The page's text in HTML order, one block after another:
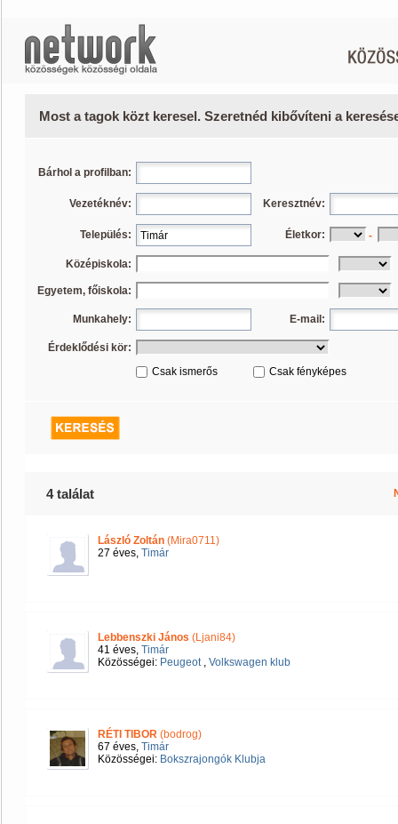
Most a tagok közt keresel. Szeretnéd kibővíteni a
Bárhol a profilban:
Vezetéknév: Keresztnév:
Település: Életkor: -
Középiskola:
Egyetem, főiskola:
Munkahely: E-mail:
Érdeklődési kör:
Csak ismerős
Csak fényképes
4 találat
László Zoltán (Mira0711)
27 éves, Timár
Lebbenszki János (Ljani84)
41 éves, Timár
Közösségei: Peugeot, Volkswagen klub
RÉTI TIBOR (bodrog)
67 éves, Timár
Közösségei: Bokszrajongók Klubja